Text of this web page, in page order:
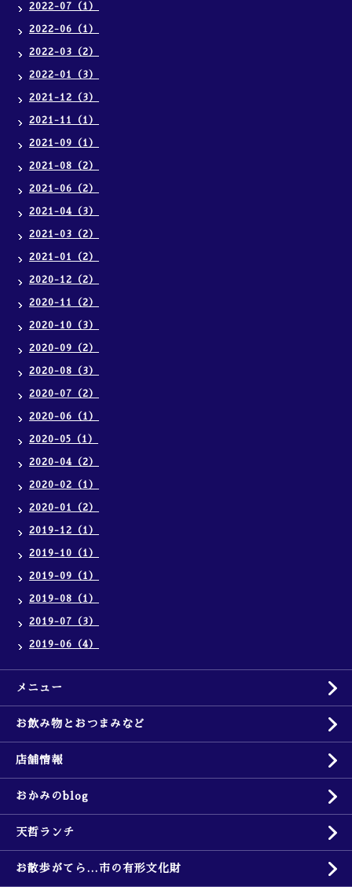
2022-07（1）
2022-06（1）
2022-03（2）
2022-01（3）
2021-12（3）
2021-11（1）
2021-09（1）
2021-08（2）
2021-06（2）
2021-04（3）
2021-03（2）
2021-01（2）
2020-12（2）
2020-11（2）
2020-10（3）
2020-09（2）
2020-08（3）
2020-07（2）
2020-06（1）
2020-05（1）
2020-04（2）
2020-02（1）
2020-01（2）
2019-12（1）
2019-10（1）
2019-09（1）
2019-08（1）
2019-07（3）
2019-06（4）
メニュー
お飲み物とおつまみなど
店舗情報
おかみのblog
天哲ランチ
お散歩がてら…市の有形文化財